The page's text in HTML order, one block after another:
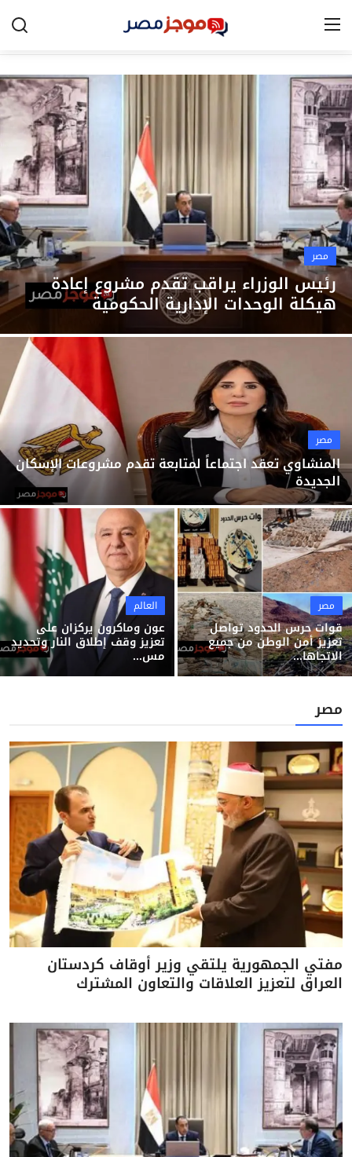
الرئيسية
مصر
الخليج
العالم
الرياضة
اقتصاد
تكنولوجيا
التعليم
منوعات
مصر
رئيس الوزراء يراقب تقدم مشروع إعادة
هيكلة الوحدات الإدارية الحكومية
مصر
المنشاوي تعقد اجتماعاً لمتابعة تقدم مشروعات الإسكان
الجديدة
مصر
قوات حرس الحدود تواصل
تعزيز أمن الوطن من جميع
الاتجاها...
العالم
عون وماكرون يركزان على
تعزيز وقف إطلاق النار وتحديد
مس...
مصر
مفتي الجمهورية يلتقي وزير أوقاف كردستان
العراق لتعزيز العلاقات والتعاون المشترك